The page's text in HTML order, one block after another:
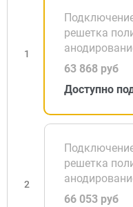
1
решетка
63 868 руб
Доступно
2
решетка
66 053 руб